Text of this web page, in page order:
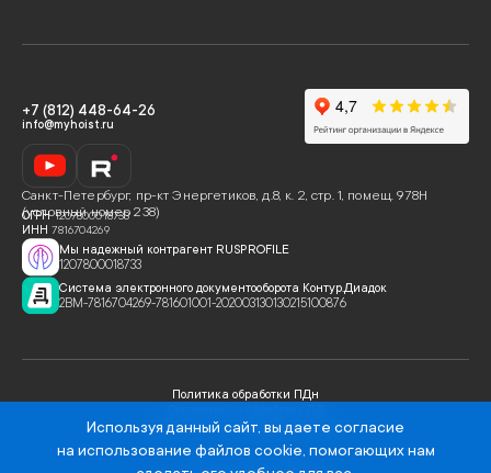
+7 (812) 448-64-26
info@myhoist.ru
Санкт-Петербург, пр-кт Энергетиков, д.8, к. 2, стр. 1, помещ. 978Н
(условный номер 238)
ОГРН1207800018733
ИНН7816704269
Мы надежный контрагент RUSPROFILE
1207800018733
Система электронного документооборота Контур.Диадок
2BM-7816704269-781601001-202003130130215100876
Политика обработки ПДн
Политика использования cookies
© Хоист, 2020 -
Используя данный сайт, вы даете согласие
на использование файлов cookie , помогающих нам